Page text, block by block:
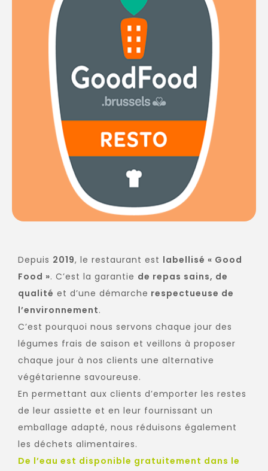
Depuis 2019, le restaurant est labellisé « Good
Food ». C’est la garantie de repas sains, de
qualité et d’une démarche respectueuse de
l’environnement.
C’est pourquoi nous servons chaque jour des
légumes frais de saison et veillons à proposer
chaque jour à nos clients une alternative
végétarienne savoureuse.
En permettant aux clients d’emporter les restes
de leur assiette et en leur fournissant un
emballage adapté, nous réduisons également
les déchets alimentaires.
De l’eau est disponible gratuitement dans le